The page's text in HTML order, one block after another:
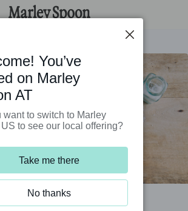
Vollkornpasta
You’ve
on Marley
AT
want to switch to Marley
to see our local offering?
Take me there
No thanks